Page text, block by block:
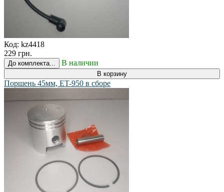
Код: kz4418
229 грн.
До комплекта... В наличии
В корзину
Поршень 45мм, ET-950 в сборе